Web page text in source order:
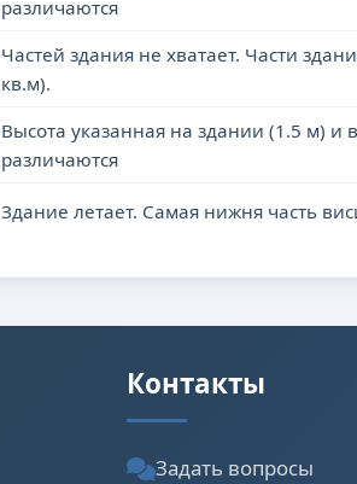
различаются
Частей здания не хватает. Части
кв.м).
Высота указанная на здании (1.5 м) и
различаются
Здание летает. Cамая нижня часть
Контакты
Задать вопросы